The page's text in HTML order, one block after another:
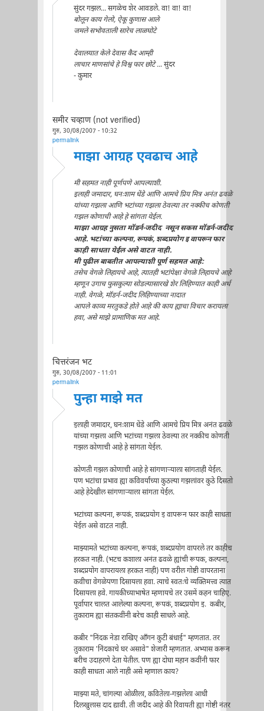
सुंदर गझल... सगळेच शेर आवडले. वा! वा! वा!
बोलून काय गेलो, ऐकू कुणास आले
जमले सभोवताली सारेच लाळघोटे
देवालयात केले देवास कैद आम्ही
लाचार माणसांचे हे विश्व फार छोटे ... सुंदर
- कुमार
समीर चव्हाण (not verified)
गुरु, 30/08/2007 - 10:32
permalink
माझा आग्रह एवढाच आहे
मी सहमत नाही पूर्णपणे आपल्याशी.
इलाही जमादार, घनःशाम धेंडे आणि आमचे प्रिय मित्र अनंत ढवळे
यांच्या गझला आणि भटांच्या गझला ठेवल्या तर नक्कीच कोणती
गझल कोणाची आहे हे सांगता येईल.
माझा आग्रह नुसता मॉडर्न-जदीद नसून सकस मॉडर्न-जदीद
आहे. भटांच्या कल्पना, रूपकं, शब्दप्रयोग इ वापरून फार
काही साधता येईल असे वाटत नाही.
मी पुढील बाबतीत आपल्याशी पूर्ण सहमत आहे:
तसेच वेगळे लिहायचे आहे, त्यातही भटांपेक्षा वेगळे लिहायचे आहे
म्हणून उगाच फुसकुल्या सोडल्यासारखे शेर लिहिण्यात काही अर्थ
नाही. वेगळे, मॉडर्न-जदीद लिहिण्याच्या नादात
आपले काव्य मरतुकडे होते आहे की काय ह्याचा विचार करायला
हवा, असे माझे प्रामाणिक मत आहे.
चित्तरंजन भट
गुरु, 30/08/2007 - 11:01
permalink
पुन्हा माझे मत
इलाही जमादार, घनःशाम धेंडे आणि आमचे प्रिय मित्र अनंत ढवळे
यांच्या गझला आणि भटांच्या गझला ठेवल्या तर नक्कीच कोणती
गझल कोणाची आहे हे सांगता येईल.
कोणती गझल कोणाची आहे हे सांगणाऱ्याला सांगताही येईल.
पण भटांचा प्रभाव ह्या कविवर्यांच्या कुठल्या गझलांवर कुठे दिसतो
आहे हेदेखील सांगणाऱ्याला सांगता येईल.
भटांच्या कल्पना, रूपकं, शब्दप्रयोग इ वापरून फार काही साधता
येईल असे वाटत नाही.
माझ्यामते भटांच्या कल्पना, रूपकं, शब्दप्रयोग वापरले तर काहीच
हरकत नाही. (भटच कशाला अनंत ढवळे ह्यांची रूपक, कल्पना,
शब्दप्रयोग वापरायला हरकत नाही) पण वरील गोष्टी वापरताना
कवीचा वेगळेपणा दिसायला हवा. त्याचे स्वतःचे व्यक्तिमत्त्व त्यात
दिसायला हवे. गायकीच्याभाषेत म्हणायचे तर उसमें कहन चाहिए.
पूर्वापार चालत आलेल्या कल्पना, रूपकं, शब्दप्रयोग इ. कबीर,
तुकाराम ह्या संतकवींनी बरेच काही साधले आहे.
कबीर "निंदक नेडा राखिए आँगन कुटी बंधाई" म्हणतात. तर
तुकाराम 'निंदकाचे घर असावे" शेजारी म्हणतात. अभ्यास करून
बरीच उदाहरणे देता येतील. पण ह्या दोघा महान कवींनी फार
काही साधता आले नाही असे म्हणाल काय?
माझ्या मते, चांगल्या ओळीला, कवितेला-गझलेला आधी
दिलखुलास दाद द्यावी. ती जदीद आहे की रिवायती ह्या गोष्टी नंतर